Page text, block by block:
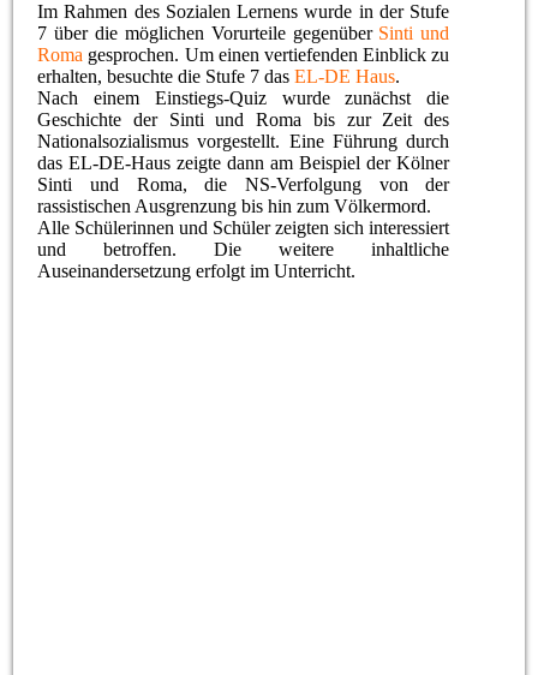
Im Rahmen des Sozialen Lernens wurde in der Stufe
7 über die möglichen Vorurteile gegenüber Sinti und
Roma gesprochen. Um einen vertiefenden Einblick zu
erhalten, besuchte die Stufe 7 dasEL-DE Haus.
Nach einem Einstiegs-Quiz wurde zunächst die
Geschichte der Sinti und Roma bis zur Zeit des
Nationalsozialismus vorgestellt. Eine Führung durch
das EL-DE-Haus zeigte dann am Beispiel der Kölner
Sinti und Roma, die NS-Verfolgung von der
rassistischen Ausgrenzung bis hin zum Völkermord.
Alle Schülerinnen und Schüler zeigten sich interessiert
und betroffen. Die weitere inhaltliche
Auseinandersetzung erfolgt im Unterricht.